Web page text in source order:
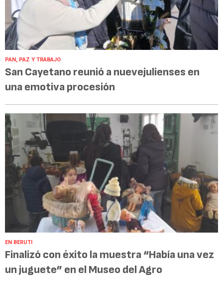
PAN, PAZ Y TRABAJO
San Cayetano reunió a nuevejulienses en
una emotiva procesión
EN BERUTI
Finalizó con éxito la muestra “Había una vez
un juguete” en el Museo del Agro